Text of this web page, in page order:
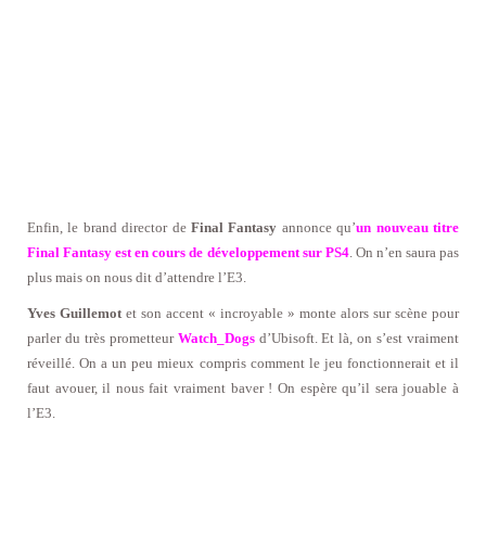
Enfin, le brand director de Final Fantasy annonce qu’un nouveau titre
Final Fantasy est en cours de développement sur PS4. On n’en saura pas
plus mais on nous dit d’attendre l’E3.
Yves Guillemotet son accent « incroyable » monte alors sur scène pour
parler du très prometteur Watch_Dogsd’Ubisoft. Et là, on s’est vraiment
réveillé. On a un peu mieux compris comment le jeu fonctionnerait et il
faut avouer, il nous fait vraiment baver ! On espère qu’il sera jouable à
l’E3.